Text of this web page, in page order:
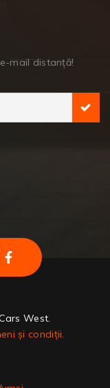
mail distanță!
West.
și condiții.